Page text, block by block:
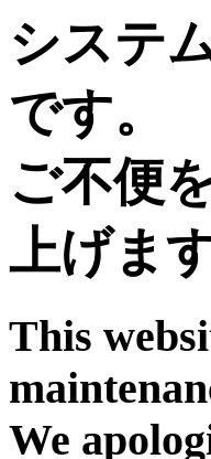
システ
です。
ご不便
上げます
This
We